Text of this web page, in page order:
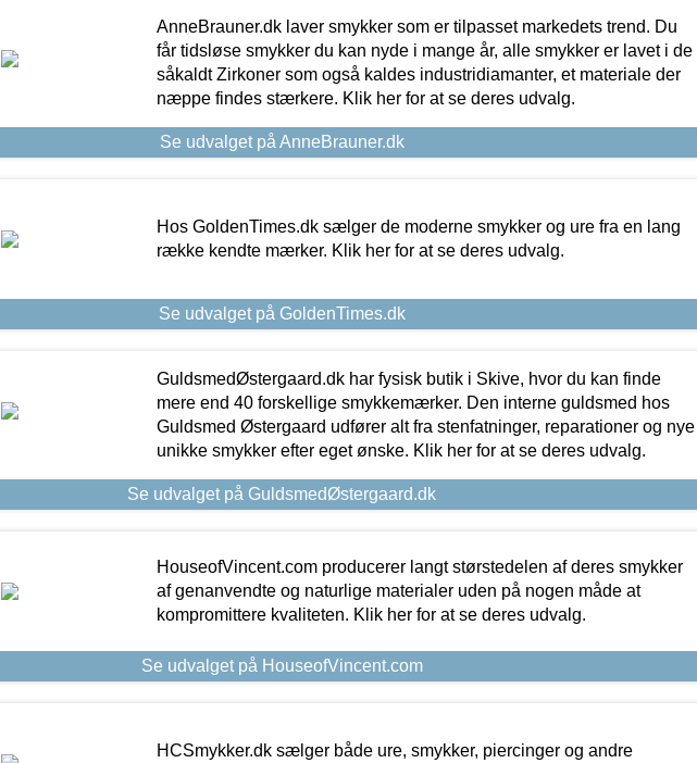
AnneBrauner.dk laver smykker som er tilpasset markedets trend. Du
får tidsløse smykker du kan nyde i mange år, alle smykker er lavet i de
såkaldt Zirkoner som også kaldes industridiamanter, et materiale der
næppe findes stærkere. Klik her for at se deres udvalg.
Se udvalget på AnneBrauner.dk
Hos GoldenTimes.dk sælger de moderne smykker og ure fra en lang
række kendte mærker. Klik her for at se deres udvalg.
Se udvalget på GoldenTimes.dk
GuldsmedØstergaard.dk har fysisk butik i Skive, hvor du kan finde
mere end 40 forskellige smykkemærker. Den interne guldsmed hos
Guldsmed Østergaard udfører alt fra stenfatninger, reparationer og nye
unikke smykker efter eget ønske. Klik her for at se deres udvalg.
Se udvalget på GuldsmedØstergaard.dk
HouseofVincent.com producerer langt størstedelen af deres smykker
af genanvendte og naturlige materialer uden på nogen måde at
kompromittere kvaliteten. Klik her for at se deres udvalg.
Se udvalget på HouseofVincent.com
HCSmykker.dk sælger både ure, smykker, piercinger og andre